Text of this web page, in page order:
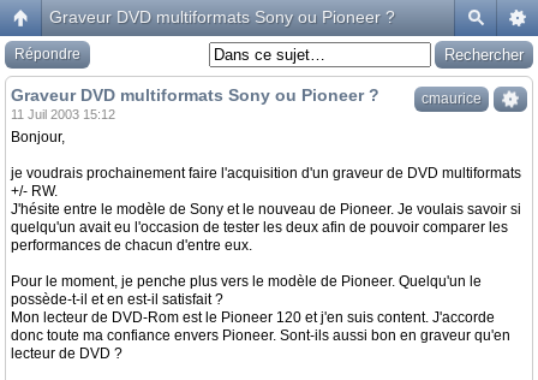
Graveur DVD multiformats Sony ou Pioneer ?
Répondre
cmaurice
Graveur DVD multiformats Sony ou Pioneer ?
11 Juil 2003 15:12
Bonjour,
je voudrais prochainement faire l'acquisition d'un graveur de DVD multiformats
+/- RW.
J'hésite entre le modèle de Sony et le nouveau de Pioneer. Je voulais savoir si
quelqu'un avait eu l'occasion de tester les deux afin de pouvoir comparer les
performances de chacun d'entre eux.
Pour le moment, je penche plus vers le modèle de Pioneer. Quelqu'un le
possède-t-il et en est-il satisfait ?
Mon lecteur de DVD-Rom est le Pioneer 120 et j'en suis content. J'accorde
donc toute ma confiance envers Pioneer. Sont-ils aussi bon en graveur qu'en
lecteur de DVD ?